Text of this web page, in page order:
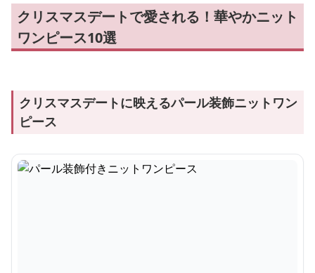
クリスマスデートで愛される！華やかニット
ワンピース10選
クリスマスデートに映えるパール装飾ニットワン
ピース